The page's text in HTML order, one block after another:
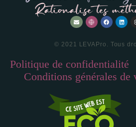
© 2021 LEVAPro. Tous
Politique de confidentialité
Conditions générales de